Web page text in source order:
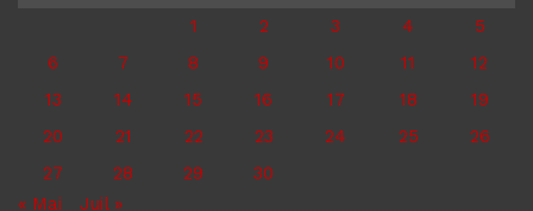
1
2 3 4
5
6
7 8 9 10 11
12
13
14 15 16 17 18
19
20
21 22 23 24 25
26
27
28 29
30
« Mai
Juil »